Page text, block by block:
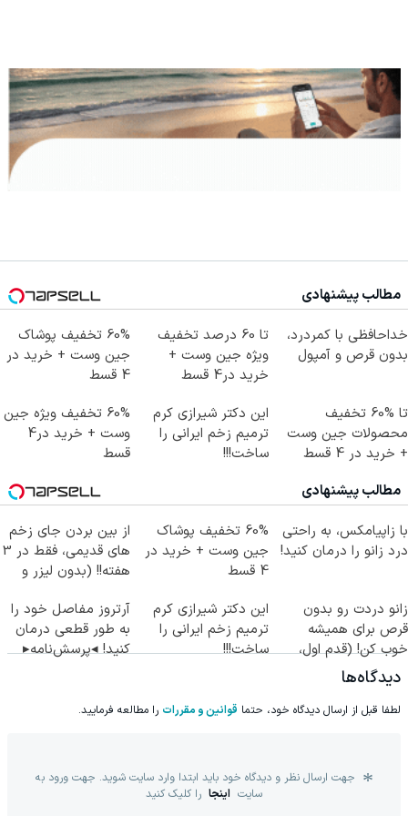
مطالب پیشنهادی
خداحافظی با کمردرد،
بدون قرص و آمپول
تا 60 درصد تخفیف
ویژه جین وست +
خرید در4 قسط
60% تخفیف پوشاک
جین وست + خرید در
4 قسط
تا %60 تخفیف
محصولات جین وست
+ خرید در 4 قسط
این دکتر شیرازی کرم
ترمیم زخم ایرانی را
ساخت!!!
60% تخفیف ویژه جین
وست + خرید در4
قسط
مطالب پیشنهادی
با زاپیامکس، به راحتی
درد زانو را درمان کنید!
60% تخفیف پوشاک
جین وست + خرید در
4 قسط
از بین بردن جای زخم
های قدیمی، فقط در 3
هفته!! (بدون لیزر و
زانو دردت رو بدون
قرص برای همیشه
خوب کن! (قدم اول،
پرسش‌نامه)
این دکتر شیرازی کرم
ترمیم زخم ایرانی را
ساخت!!!
آرتروز مفاصل خود را
به طور قطعی درمان
کنید! ◂پرسش‌نامه▸
دیدگاه‌ها
لطفا قبل از ارسال دیدگاه خود، حتما قوانین و مقررات را مطالعه فرمایید.
جهت ارسال نظر و دیدگاه خود باید ابتدا وارد سایت شوید. جهت ورود به
سایت اینجا را کلیک کنید